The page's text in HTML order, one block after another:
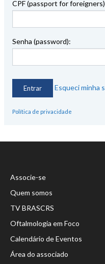
CPF (passport for
Senha (password):
Esqueci minha
Política de privacidade
Associe-se
Quem somos
TV BRASCRS
Oftalmologia em Foco
Calendário de Eventos
Área do associado